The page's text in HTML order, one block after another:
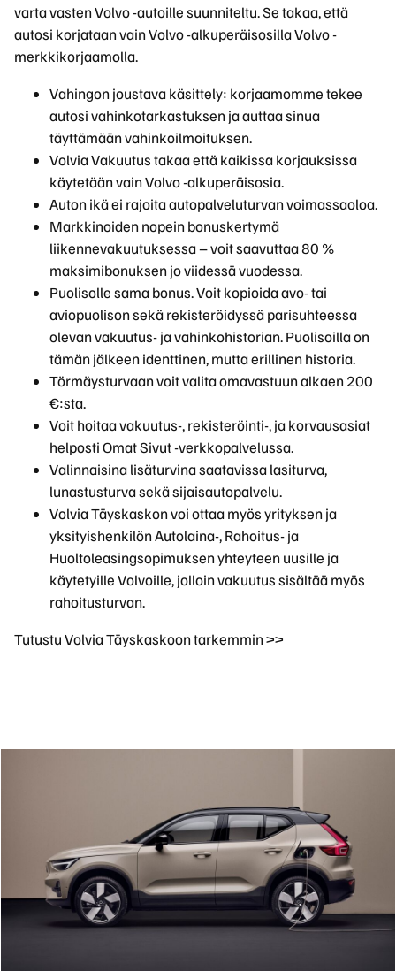
varta vasten Volvo -autoille suunniteltu. Se takaa, että
autosi korjataan vain Volvo -alkuperäisosilla Volvo -
merkkikorjaamolla.
Vahingon joustava käsittely: korjaamomme tekee
autosi vahinkotarkastuksen ja auttaa sinua
täyttämään vahinkoilmoituksen.
Volvia Vakuutus takaa että kaikissa korjauksissa
käytetään vain Volvo -alkuperäisosia.
Auton ikä ei rajoita autopalveluturvan voimassaoloa.
Markkinoiden nopein bonuskertymä
liikennevakuutuksessa – voit saavuttaa 80 %
maksimibonuksen jo viidessä vuodessa.
Puolisolle sama bonus. Voit kopioida avo- tai
aviopuolison sekä rekisteröidyssä parisuhteessa
olevan vakuutus- ja vahinkohistorian. Puolisoilla on
tämän jälkeen identtinen, mutta erillinen historia.
Törmäysturvaan voit valita omavastuun alkaen 200
€:sta.
Voit hoitaa vakuutus-, rekisteröinti-, ja korvausasiat
helposti Omat Sivut -verkkopalvelussa.
Valinnaisina lisäturvina saatavissa lasiturva,
lunastusturva sekä sijaisautopalvelu.
Volvia Täyskaskon voi ottaa myös yrityksen ja
yksityishenkilön Autolaina-, Rahoitus- ja
Huoltoleasingsopimuksen yhteyteen uusille ja
käytetyille Volvoille, jolloin vakuutus sisältää myös
rahoitusturvan.
Tutustu Volvia Täyskaskoon tarkemmin >>